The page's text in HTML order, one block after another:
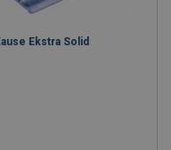
Ekstra Solid